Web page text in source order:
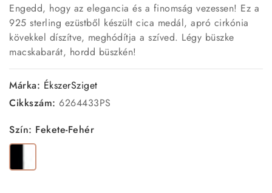
Engedd, hogy az elegancia és a finomság vezessen! Ez a
925 sterling ezüstből készült cica medál, apró cirkónia
kövekkel díszítve, meghódítja a szíved. Légy büszke
macskabarát, hordd büszkén!
Márka: ÉkszerSziget
Cikkszám: 6264433PS
Szín: Fekete-Fehér
Fehér